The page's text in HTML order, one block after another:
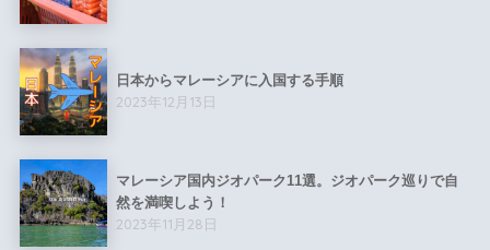
日本からマレーシアに入国する手順
2023年12月13日
マレーシア国内ジオパーク11選。ジオパーク巡りで自
然を満喫しよう！
2023年11月28日